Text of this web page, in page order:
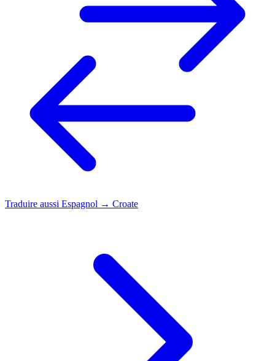
Traduire aussi Espagnol → Croate